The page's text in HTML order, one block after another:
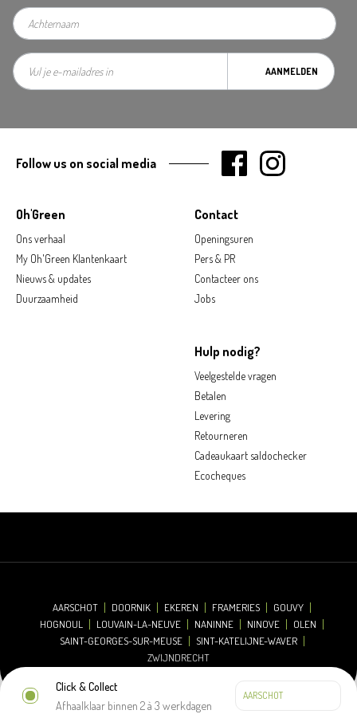
Click & Collect
Afhaalklaar binnen 2 à 3 werkdagen
AANMELDEN
Oh'Green
Ons verhaal
My Oh'Green Klantenkaart
Nieuws & updates
Duurzaamheid
Contact
Openingsuren
Pers & PR
Contacteer ons
Jobs
Hulp nodig?
Veelgestelde vragen
Betalen
Levering
Retourneren
Cadeaukaart saldochecker
Ecocheques
Follow us on social media
AARSCHOT DOORNIK EKEREN FRAMERIES
GOUVY
HOGNOUL
LOUVAIN-LA-NEUVE NANINNE NINOVE
OLEN
SAINT-GEORGES-SUR-MEUSE
SINT-KATELIJNE-WAVER
ZWIJNDRECHT
© 2026 Oh'Green